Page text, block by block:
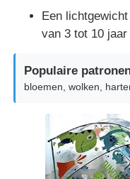
Fabrieksreis
Kwaliteitscontrole
Contacteer ons
nieuws
Een
van 3 tot 10 jaar
Populaire
bloemen, wolken,